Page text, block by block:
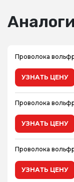
Аналоги
Проволока
УЗНАТЬ ЦЕНУ
Проволока
УЗНАТЬ ЦЕНУ
Проволока
УЗНАТЬ ЦЕНУ